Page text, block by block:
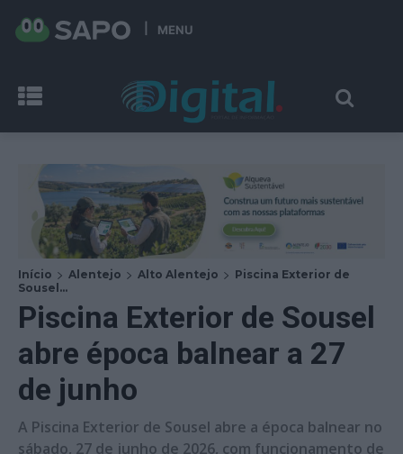
MENU
Início Alentejo Alto Alentejo
Piscina Exterior de
Sousel...
Piscina Exterior de Sousel
abre época balnear a 27
de junho
A Piscina Exterior de Sousel abre a época balnear no
sábado, 27 de junho de 2026, com funcionamento de